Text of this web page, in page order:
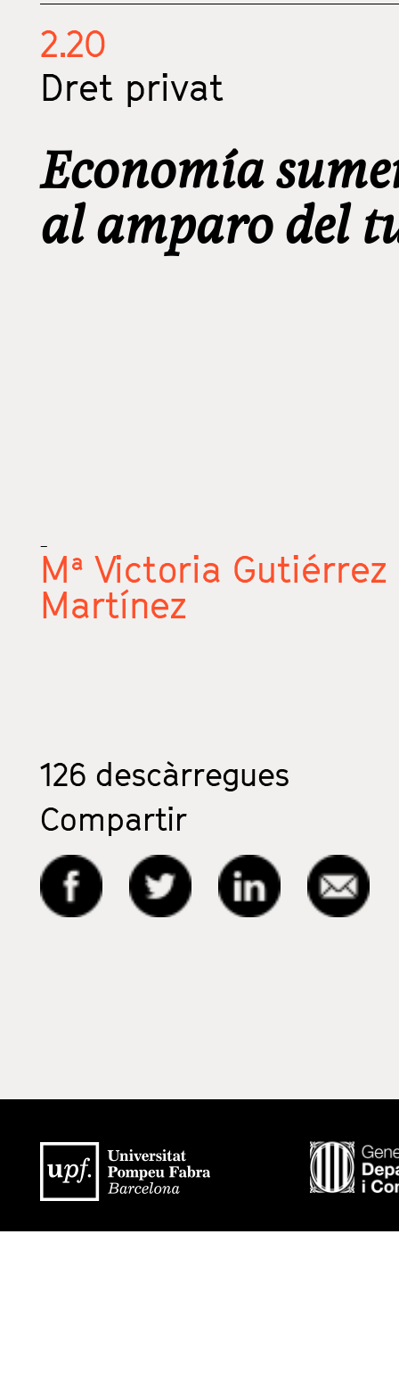
2.20
Dret privat
Economía
al amparo del
_
Mª Victoria
Martínez
126 descàrregues
Compartir